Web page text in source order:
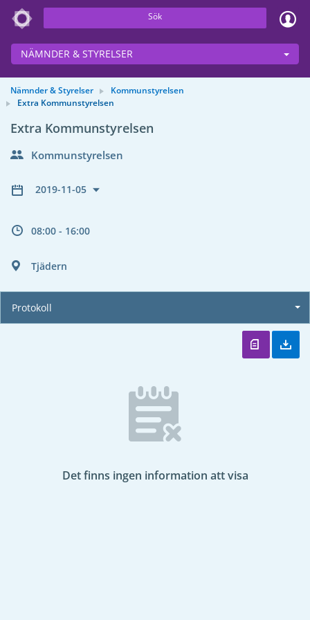
Sök
NÄMNDER & STYRELSER
Nämnder & Styrelser
Kommunstyrelsen
Extra Kommunstyrelsen
Extra Kommunstyrelsen
Kommunstyrelsen
2019-11-05
08:00 - 16:00
Tjädern
Protokoll
Det finns ingen information att visa